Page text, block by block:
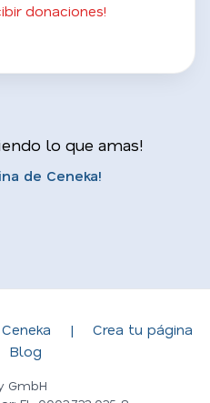
donaciones!
lo que amas!
de Ceneka!
Ceneka |
Crea tu página
Blog
GmbH